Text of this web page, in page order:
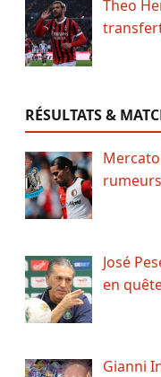
Theo
RÉSULTATS &
José
en
Gianni